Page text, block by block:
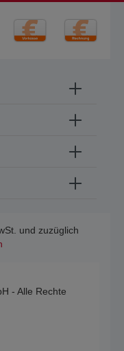
und zuzüglich
- Alle Rechte